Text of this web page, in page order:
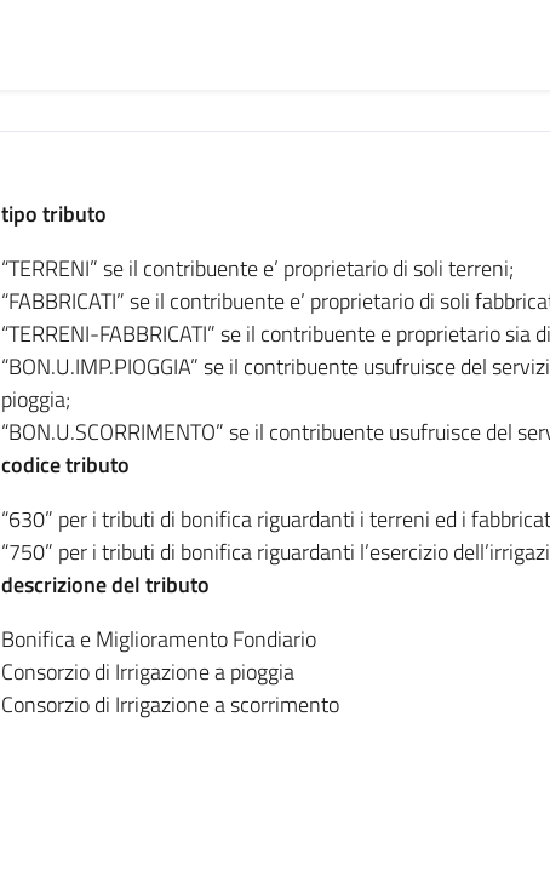
tipo tributo
“TERRENI” se il contribuente e’ proprietario di soli terreni;
“FABBRICATI” se il contribuente e’ proprietario di soli
“TERRENI-FABBRICATI” se il contribuente e proprietario sia
“BON.U.IMP.PIOGGIA” se il contribuente usufruisce del
pioggia;
“BON.U.SCORRIMENTO” se il contribuente usufruisce del
codice tributo
“630” per i tributi di bonifica riguardanti i terreni ed i
“750” per i tributi di bonifica riguardanti l’esercizio
descrizione del tributo
Bonifica e Miglioramento Fondiario
Consorzio di Irrigazione a pioggia
Consorzio di Irrigazione a scorrimento